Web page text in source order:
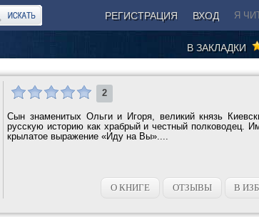
РЕГИСТРАЦИЯ ВХОД Я
В ЗАКЛАДКИ
2
Сын знаменитых Ольги и Игоря, великий князь
русскую историю как храбрый и честный полководец.
крылатое выражение «Иду на Вы»....
О КНИГЕ ОТЗЫВЫ В